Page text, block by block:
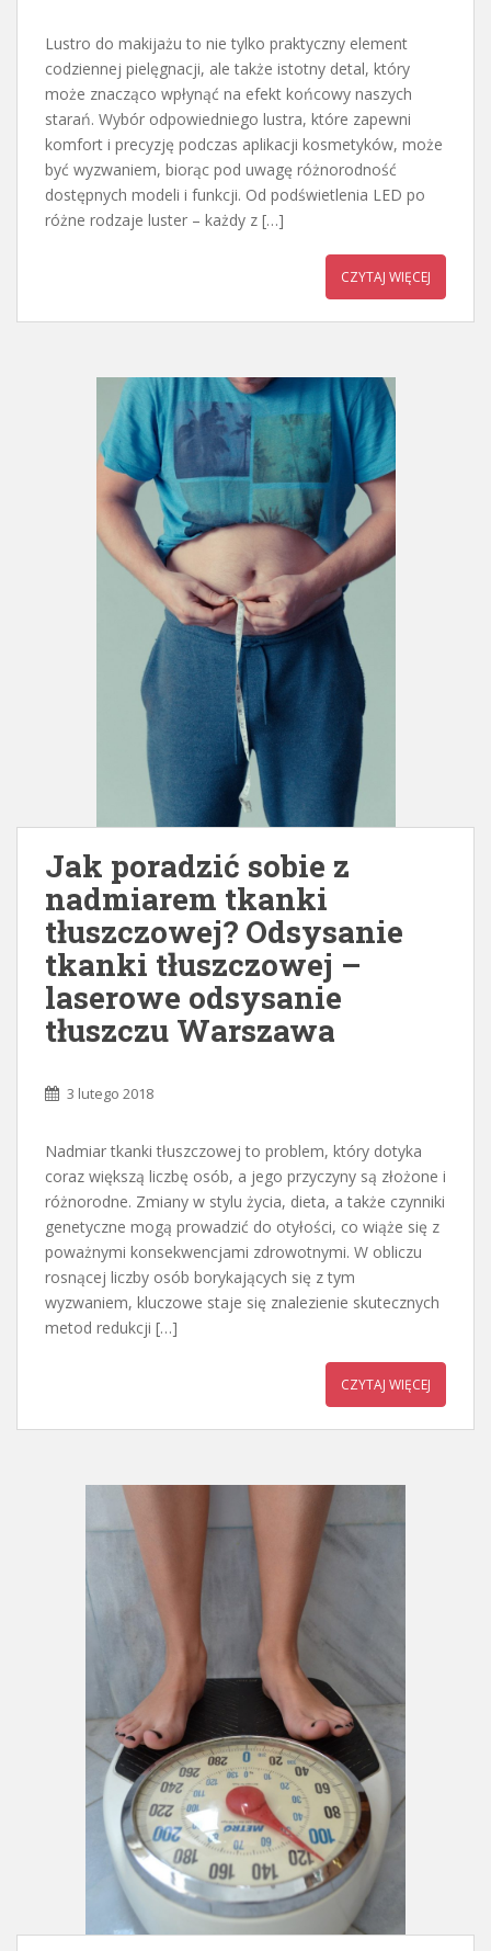
Lustro do makijażu to nie tylko praktyczny element
codziennej pielęgnacji, ale także istotny detal, który
może znacząco wpłynąć na efekt końcowy naszych
starań. Wybór odpowiedniego lustra, które zapewni
komfort i precyzję podczas aplikacji kosmetyków, może
być wyzwaniem, biorąc pod uwagę różnorodność
dostępnych modeli i funkcji. Od podświetlenia LED po
różne rodzaje luster – każdy z […]
CZYTAJ WIĘCEJ
Jak poradzić sobie z
nadmiarem tkanki
tłuszczowej? Odsysanie
tkanki tłuszczowej –
laserowe odsysanie
tłuszczu Warszawa
3 lutego 2018
Nadmiar tkanki tłuszczowej to problem, który dotyka
coraz większą liczbę osób, a jego przyczyny są złożone i
różnorodne. Zmiany w stylu życia, dieta, a także czynniki
genetyczne mogą prowadzić do otyłości, co wiąże się z
poważnymi konsekwencjami zdrowotnymi. W obliczu
rosnącej liczby osób borykających się z tym
wyzwaniem, kluczowe staje się znalezienie skutecznych
metod redukcji […]
CZYTAJ WIĘCEJ